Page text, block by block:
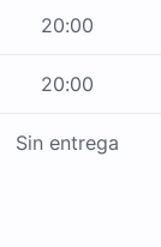
20:00
20:00
Sin entrega